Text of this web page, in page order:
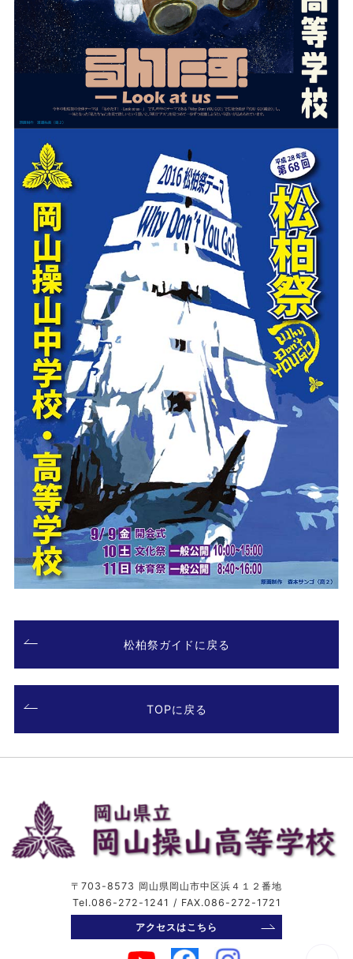
松柏祭ガイドに戻る
TOPに戻る
〒703-8573 岡山県岡山市中区浜４１２番地
Tel.086-272-1241 / FAX.086-272-1721
アクセスはこちら